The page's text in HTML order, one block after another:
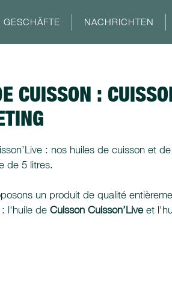
GESCHÄFTE NACHRICHTEN
CUISSON :
: nos huiles de cuisson et
de 5 litres.
un produit de qualité
l'huile de Cuisson Cuisson’Live et